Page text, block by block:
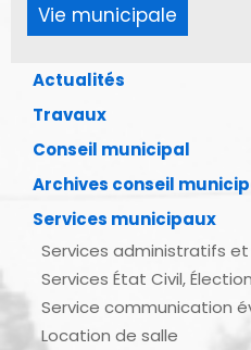
Vie municipale
Actualités
Travaux
Conseil municipal
Archives conseil
Services municipaux
Services administratifs
Services État Civil,
Service communication
Location de salle